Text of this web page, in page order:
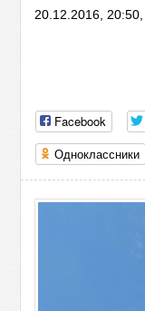
20.12.2016, 20:50,
Facebook
Одноклассники